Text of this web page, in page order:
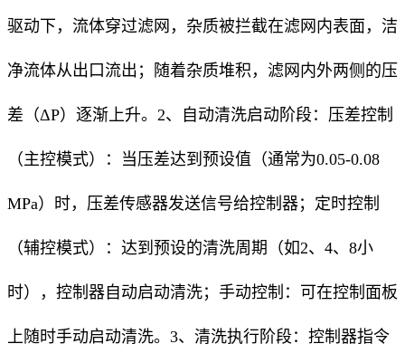
驱动下，流体穿过滤网，杂质被拦截在滤网内表面，洁
净流体从出口流出；随着杂质堆积，滤网内外两侧的压
差（ΔP）逐渐上升。2、自动清洗启动阶段：压差控制
（主控模式）：当压差达到预设值（通常为0.05-0.08
MPa）时，压差传感器发送信号给控制器；定时控制
（辅控模式）：达到预设的清洗周期（如2、4、8小
时），控制器自动启动清洗；手动控制：可在控制面板
上随时手动启动清洗。3、清洗执行阶段：控制器指令